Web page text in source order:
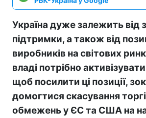
Україна дуже залежить від
підтримки, а також від
виробників на світових
владі потрібно
щоб посилити ці позиції,
домогтися скасування
обмежень у ЄС та США на